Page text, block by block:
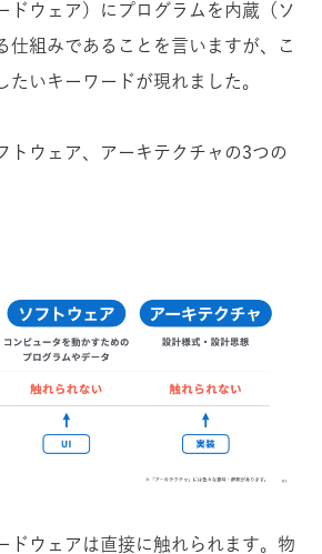
ドウェア）にプログラムを内蔵（ソ
仕組みであることを言いますが、こ
たいキーワードが現れました。
トウェア、アーキテクチャの3つの
ドウェアは直接に触れられます。物